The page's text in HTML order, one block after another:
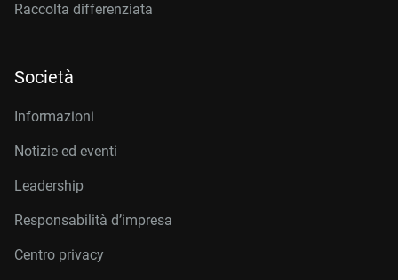
Raccolta differenziata
Società
Informazioni
Notizie ed eventi
Leadership
Responsabilità d’impresa
Centro privacy